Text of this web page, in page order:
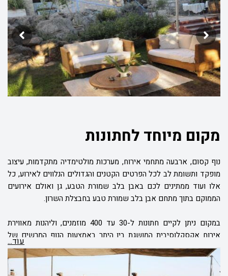
בר מיוחד ומעוצב. בכל אחד ממתחמי האירוח בלב שמורת הטבע, תוכלו
ליהנות ממערכות מולטימדיה מתקדמות, עיצוב מודרני ושירותי הפקה
ואירוח המותאמים לאופי האירוע אותו תרצו לקיים בשמורה. היצע
מתמחי האירוח העומדים לרשותכם בלב שמורת הטבע בשילוב
המיומנויות המקצועיות של צוות העובדים והנהלת המקום, מאפשרים גם
לכם ליהנות ממגוון נרחב של פתרונות אירוח המותאמים לכל סוגי
האירועים האפשריים.
מקום מיוחד לחתונות
נוף קסום, ארבעה מתחמי אירוח, מערכות מולטימדיה מתקדמות, עיצוב
מופקד ותשומת לב לכל הפרטים הקטנים והגדולים הנלווים לאירוע, כל
אלו ועוד ממתינים לכם באבן בלב שמורת הטבע, גן ואולם אירועים
הממוקם בתוך מתחם אבן בלב שמורת טבע בחבצלת השרון.
במקום ניתן לקיים חתונות ל-30 עד 400 מוזמנים, וליהנות מאווירת
אירוח אקסקלוסיבית המושגת בין היתר באמצעות הנוף המרשים של
מתחם אבן בשמורת הטבע, קשתות האבן העתיקות המצויות במקום,
וכמובן, מהשירות המפנק והאיכותי של צוותי האירוח במתחם.
עוֹד...